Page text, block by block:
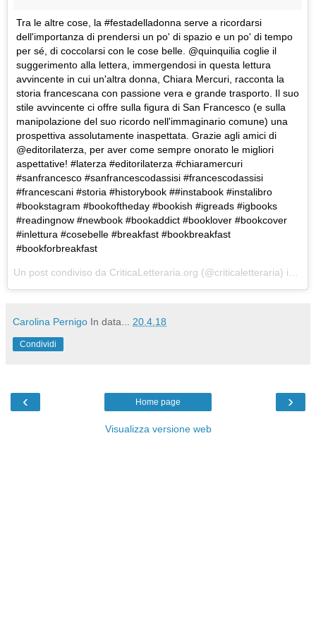
Tra le altre cose, la #festadelladonna serve a ricordarsi
dell'importanza di prendersi un po' di spazio e un po' di tempo
per sé, di coccolarsi con le cose belle. @quinquilia coglie il
suggerimento alla lettera, immergendosi in questa lettura
avvincente in cui un'altra donna, Chiara Mercuri, racconta la
storia francescana con passione vera e grande trasporto. Il suo
stile avvincente ci offre sulla figura di San Francesco (e sulla
manipolazione del suo ricordo nell'immaginario comune) una
prospettiva assolutamente inaspettata. Grazie agli amici di
@editorilaterza, per aver come sempre onorato le migliori
aspettative! #laterza #editorilaterza #chiaramercuri
#sanfrancesco #sanfrancescodassisi #francescodassisi
#francescani #storia #historybook ##instabook #instalibro
#bookstagram #bookoftheday #bookish #igreads #igbooks
#readingnow #newbook #bookaddict #booklover #bookcover
#inlettura #cosebelle #breakfast #bookbreakfast
#bookforbreakfast
Un post condiviso da CriticaLetteraria.org (@criticaletteraria) in data:
Carolina Pernigo In data... 20.4.18
Condividi
‹ ›
Home page
Visualizza versione web